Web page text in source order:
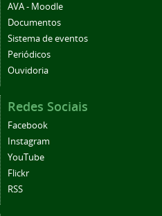
AVA - Moodle
Documentos
Sistema de eventos
Periódicos
Ouvidoria
Redes Sociais
Facebook
Instagram
YouTube
Flickr
RSS